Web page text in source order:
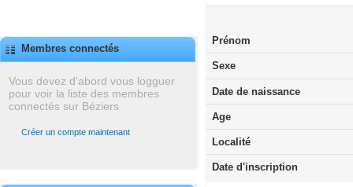
Membres connectés
Vous devez d'abord vous logguer
pour voir la liste des membres
connectés sur Béziers
Créer un compte maintenant
Prénom
Sexe
Date de naissance
Age
Localité
Date d'inscription